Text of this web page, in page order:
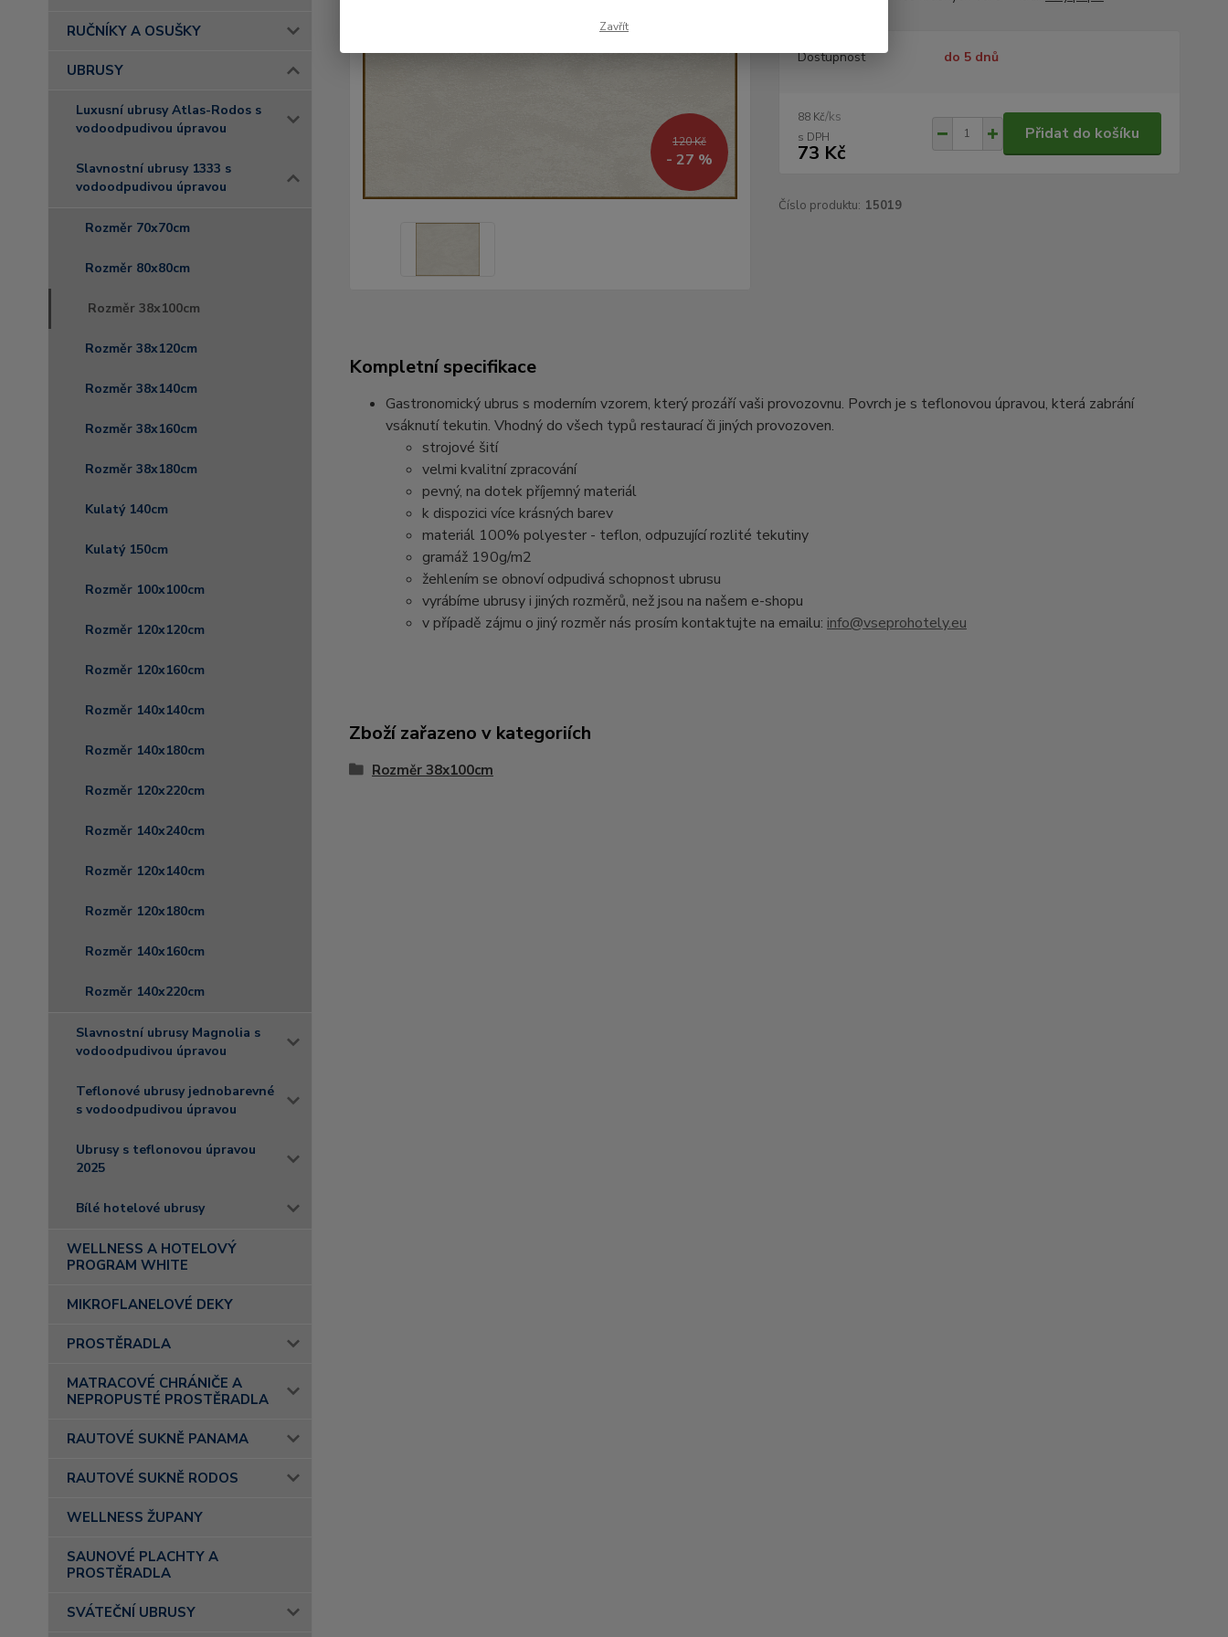
RUČNÍKY A OSUŠKY
UBRUSY
Luxusní ubrusy Atlas-Rodos s
vodoodpudivou úpravou
Slavnostní ubrusy 1333 s
vodoodpudivou úpravou
Rozměr 70x70cm
Rozměr 80x80cm
Rozměr 38x100cm
Rozměr 38x120cm
Rozměr 38x140cm
Rozměr 38x160cm
Rozměr 38x180cm
Kulatý 140cm
Kulatý 150cm
Rozměr 100x100cm
Rozměr 120x120cm
Rozměr 120x160cm
Rozměr 140x140cm
Rozměr 140x180cm
Rozměr 120x220cm
Rozměr 140x240cm
Rozměr 120x140cm
Rozměr 120x180cm
Rozměr 140x160cm
Rozměr 140x220cm
Slavnostní ubrusy Magnolia s
vodoodpudivou úpravou
Teflonové ubrusy jednobarevné
s vodoodpudivou úpravou
Ubrusy s teflonovou úpravou
2025
Bílé hotelové ubrusy
WELLNESS A HOTELOVÝ
PROGRAM WHITE
MIKROFLANELOVÉ DEKY
PROSTĚRADLA
MATRACOVÉ CHRÁNIČE A
NEPROPUSTÉ PROSTĚRADLA
RAUTOVÉ SUKNĚ PANAMA
RAUTOVÉ SUKNĚ RODOS
WELLNESS ŽUPANY
SAUNOVÉ PLACHTY A
PROSTĚRADLA
SVÁTEČNÍ UBRUSY
120 Kč
- 27 %
Dostupnost do 5 dnů
88 Kč/ks
73 Kč
Přidat do košíku
Číslo produktu: 15019
Kompletní specifikace
Gastronomický ubrus s moderním vzorem, který prozáří vaši provozovnu. Povrch je s teflonovou úpravou, která zabrání
vsáknutí tekutin. Vhodný do všech typů restaurací či jiných provozoven.
strojové šití
velmi kvalitní zpracování
pevný, na dotek příjemný materiál
k dispozici více krásných barev
materiál 100% polyester - teflon, odpuzující rozlité tekutiny
gramáž 190g/m2
žehlením se obnoví odpudivá schopnost ubrusu
vyrábíme ubrusy i jiných rozměrů, než jsou na našem e-shopu
v případě zájmu o jiný rozměr nás prosím kontaktujte na emailu: info@vseprohotely.eu
Zboží zařazeno v kategoriích
Rozměr 38x100cm
Zavřít